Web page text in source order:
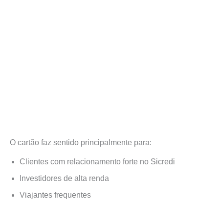
O cartão faz sentido principalmente para:
Clientes com relacionamento forte no Sicredi
Investidores de alta renda
Viajantes frequentes